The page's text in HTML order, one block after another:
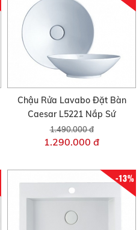
Chậu Rửa Lavabo Đặt Bàn
Caesar L5221 Nắp Sứ
1.490.000 đ
1.290.000 đ
-13%